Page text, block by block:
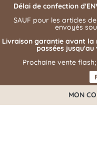
Délai de confection
SAUF pour les articles
envoyés
Livraison garantie avant la
passées jusqu'au
Prochaine vente
MON